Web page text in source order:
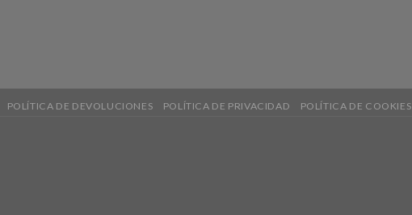
POLÍTICA DE DEVOLUCIONES POLÍTICA DE PRIVACIDAD POLÍTICA DE COOKIES